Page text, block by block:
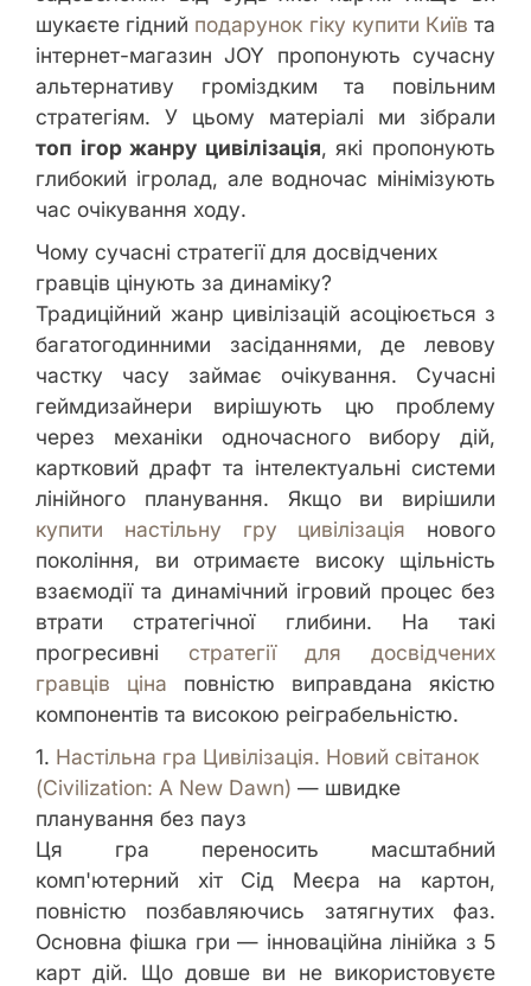
шукаєте гідний подарунок гіку купити Київ та
інтернет-магазин JOY пропонують сучасну
альтернативу громіздким та повільним
стратегіям. У цьому матеріалі ми зібрали
топ ігор жанру цивілізація, які пропонують
глибокий ігролад, але водночас мінімізують
час очікування ходу.
Чому сучасні стратегії для досвідчених
гравців цінують за динаміку?
Традиційний жанр цивілізацій асоціюється з
багатогодинними засіданнями, де левову
частку часу займає очікування. Сучасні
геймдизайнери вирішують цю проблему
через механіки одночасного вибору дій,
картковий драфт та інтелектуальні системи
лінійного планування. Якщо ви вирішили
купити настільну гру цивілізація нового
покоління, ви отримаєте високу щільність
взаємодії та динамічний ігровий процес без
втрати стратегічної глибини. На такі
прогресивні стратегії для досвідчених
гравців ціна повністю виправдана якістю
компонентів та високою реіграбельністю.
1. Настільна гра Цивілізація. Новий світанок
(Civilization: A New Dawn) — швидке
планування без пауз
Ця гра переносить масштабний
комп'ютерний хіт Сід Меєра на картон,
повністю позбавляючись затягнутих фаз.
Основна фішка гри — інноваційна лінійка з 5
карт дій. Що довше ви не використовуєте